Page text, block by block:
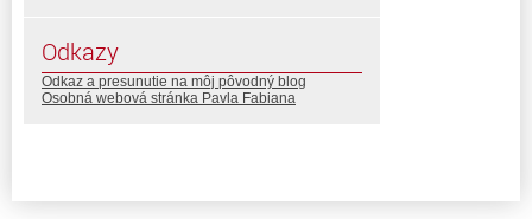
Odkazy
Odkaz a presunutie na môj pôvodný blog
Osobná webová stránka Pavla Fabiana